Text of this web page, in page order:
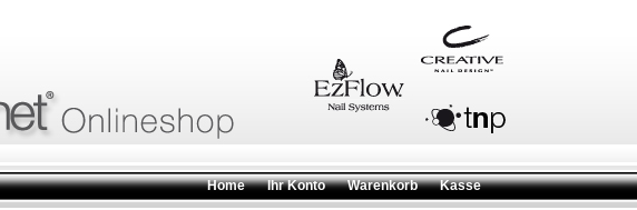
Home Ihr Konto Warenkorb Kasse